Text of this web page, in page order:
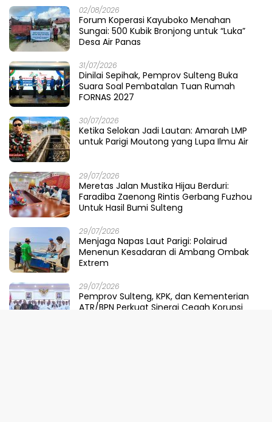
02/08/2026
Forum Koperasi Kayuboko Menahan
Sungai: 500 Kubik Bronjong untuk “Luka”
Desa Air Panas
31/07/2026
Dinilai Sepihak, Pemprov Sulteng Buka
Suara Soal Pembatalan Tuan Rumah
FORNAS 2027
30/07/2026
Ketika Selokan Jadi Lautan: Amarah LMP
untuk Parigi Moutong yang Lupa Ilmu Air
29/07/2026
Meretas Jalan Mustika Hijau Berduri:
Faradiba Zaenong Rintis Gerbang Fuzhou
Untuk Hasil Bumi Sulteng
29/07/2026
​Menjaga Napas Laut Parigi: Polairud
Menenun Kesadaran di Ambang Ombak
Extrem
29/07/2026
Pemprov Sulteng, KPK, dan Kementerian
ATR/BPN Perkuat Sinergi Cegah Korupsi